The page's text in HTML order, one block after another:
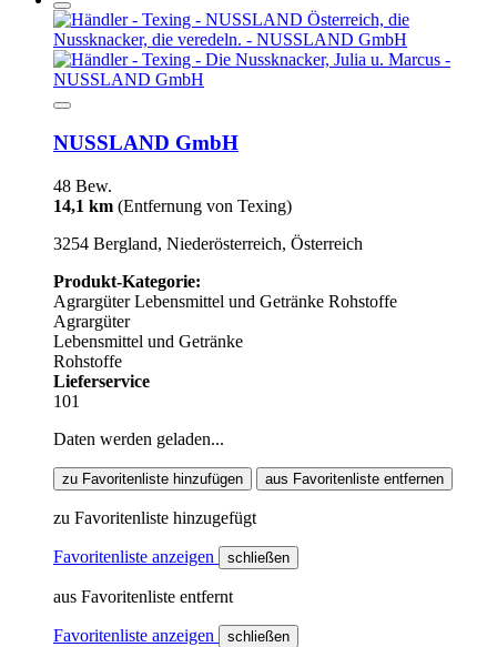
NUSSLAND GmbH
48 Bew.
14,1 km (Entfernung von Texing)
3254 Bergland, Niederösterreich, Österreich
Produkt-Kategorie:
AgrargüterLebensmittel und Getränke Rohstoffe
Agrargüter
Lebensmittel und Getränke
Rohstoffe
Lieferservice
101
Daten werden geladen...
zu Favoritenliste hinzufügen aus Favoritenliste entfernen
zu Favoritenliste hinzugefügt
Favoritenliste anzeigen schließen
aus Favoritenliste entfernt
Favoritenliste anzeigen schließen